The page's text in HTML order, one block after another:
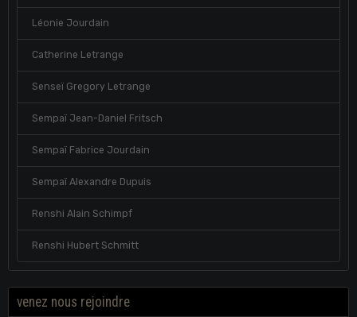
Léonie Jourdain
Catherine Letrange
Senseï Gregory Letrange
Sempaï Jean-Daniel Fritsch
Sempaï Fabrice Jourdain
Sempaï Alexandre Dupuis
Renshi Alain Schimpf
Renshi Hubert Schmitt
venez nous rejoindre